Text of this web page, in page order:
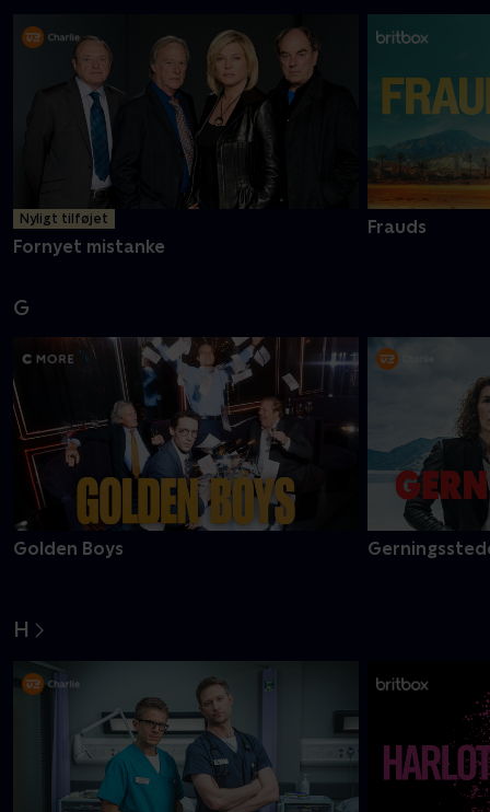
Nyligt tilføjet
Fornyet mistanke
Frauds
G
Golden Boys
H